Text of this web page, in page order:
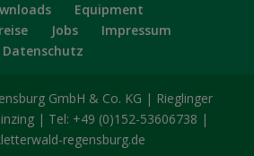
Equipment
Jobs
Impressum
Datenschutz
GmbH & Co. KG | Rieglinger
| Tel: +49 (0)152-53606738 |
regensburg.de